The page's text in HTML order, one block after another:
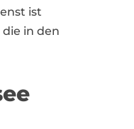
ist
in den